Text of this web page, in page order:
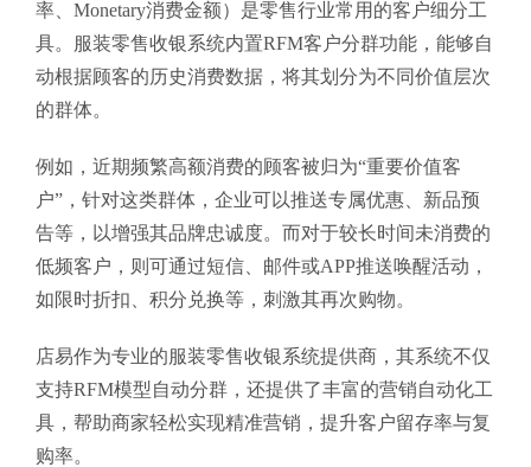
率、Monetary消费金额）是零售行业常用的客户细分工
具。服装零售收银系统内置RFM客户分群功能，能够自
动根据顾客的历史消费数据，将其划分为不同价值层次
的群体。
例如，近期频繁高额消费的顾客被归为“重要价值客
户”，针对这类群体，企业可以推送专属优惠、新品预
告等，以增强其品牌忠诚度。而对于较长时间未消费的
低频客户，则可通过短信、邮件或APP推送唤醒活动，
如限时折扣、积分兑换等，刺激其再次购物。
店易作为专业的服装零售收银系统提供商，其系统不仅
支持RFM模型自动分群，还提供了丰富的营销自动化工
具，帮助商家轻松实现精准营销，提升客户留存率与复
购率。